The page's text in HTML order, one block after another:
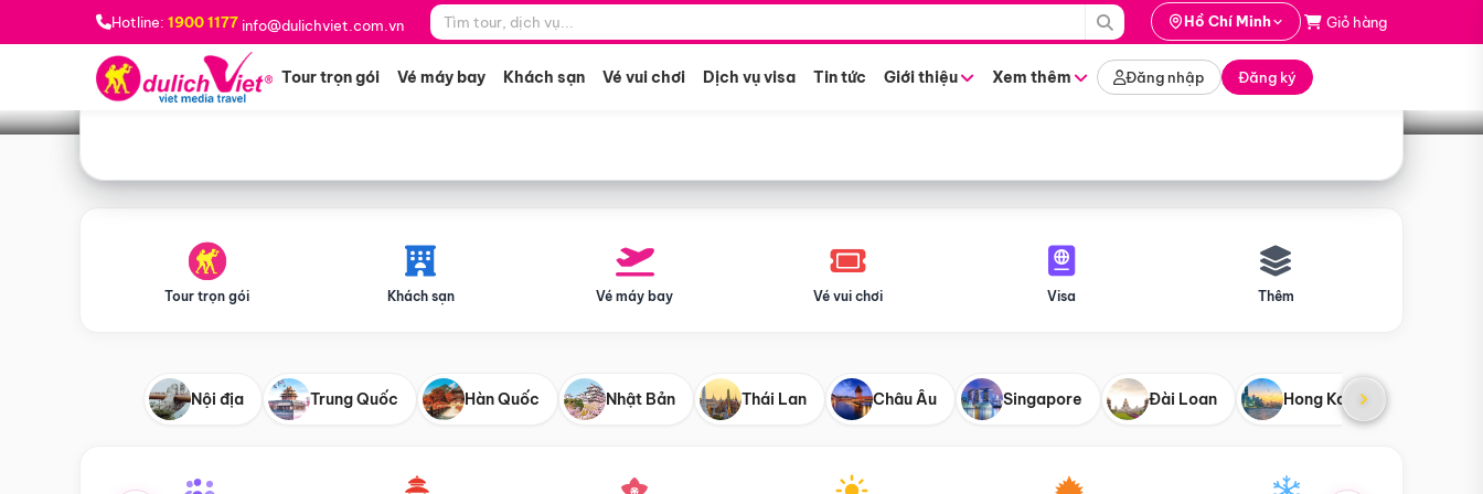
Hotline: 1900 1177 info@dulichviet.com.vn Hồ Chí Minh Giỏ hàng
Tour trọn gói Vé máy bay Khách sạn Vé vui chơi Dịch vụ visa Tin tức Giới thiệu Xem thêm Đăng nhập Đăng ký
Bạn muốn đi đâu? *
Tìm tour
Tour trọn gói Khách sạn Vé máy bay Vé vui chơi Visa Thêm
Nội địa Trung Quốc Hàn Quốc Nhật Bản Thái Lan Châu Âu Singapore Đài Loan Hong Kong